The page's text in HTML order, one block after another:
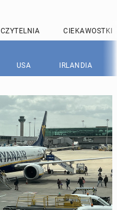
CZYTELNIA CIEKAWOSTKI
USA IRLANDIA